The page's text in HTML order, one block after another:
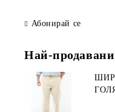
Абонирай се
Най-продавани